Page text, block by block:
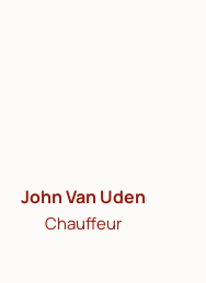
John Van Uden
Chauffeur